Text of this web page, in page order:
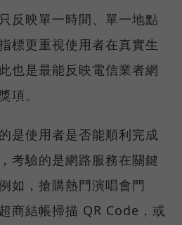
反映單一時間、單一地點
標更重視使用者在真實生
也是最能反映電信業者網
項。
是使用者是否能順利完成
考驗的是網路服務在關鍵
如，搶購熱門演唱會門
商結帳掃描 QR Code，或